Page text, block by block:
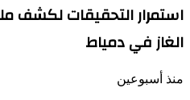
استمرار التحقيقات لكشف
الغاز في دمياط
منذ أسبوعين